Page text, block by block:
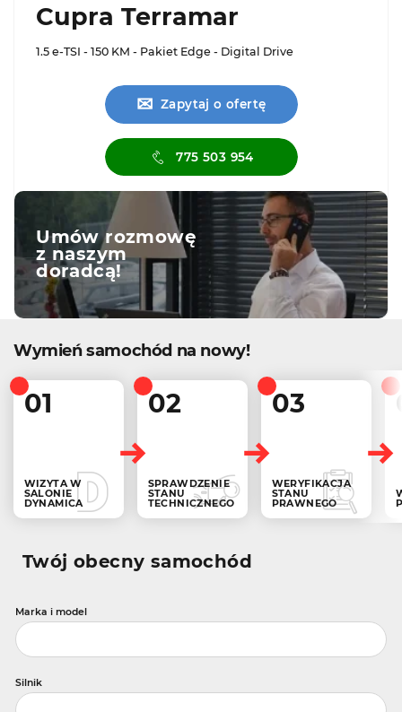
Cupra Terramar
1.5 e-TSI - 150 KM - Pakiet Edge - Digital Drive
✉ Zapytaj o ofertę
775 503 954
Umów rozmowę
z naszym
doradcą!
Wymień samochód na nowy!
01
WIZYTA W
SALONIE
DYNAMICA
02
SPRAWDZENIE
STANU
TECHNICZNEGO
03
WERYFIKACJA
STANU
PRAWNEGO
Twój obecny samochód
Marka i model
Silnik